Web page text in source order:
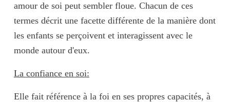
amour de soi peut sembler floue. Chacun de ces
termes décrit une facette différente de la manière dont
les enfants se perçoivent et interagissent avec le
monde autour d'eux.
La confiance en soi:
Elle fait référence à la foi en ses propres capacités, à